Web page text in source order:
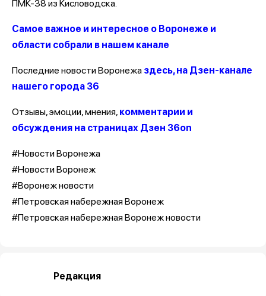
ПМК-38 из Кисловодска.
Самое важное и интересное о Воронеже и
области собрали в нашем канале
Последние новости Воронежа здесь, на Дзен-канале
нашего города 36
Отзывы, эмоции, мнения, комментарии и
обсуждения на страницах Дзен 36on
#Новости Воронежа
#Новости Воронеж
#Воронеж новости
#Петровская набережная Воронеж
#Петровская набережная Воронеж новости
Редакция